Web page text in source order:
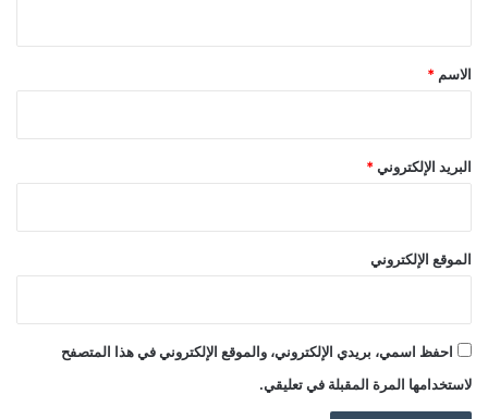
*
الاسم *
البريد الإلكتروني *
الموقع الإلكتروني
احفظ اسمي، بريدي الإلكتروني، والموقع الإلكتروني في هذا المتصفح
لاستخدامها المرة المقبلة في تعليقي.